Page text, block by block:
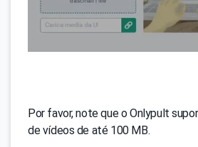
Por favor, note que o Onlypult
de vídeos de até 100 MB.